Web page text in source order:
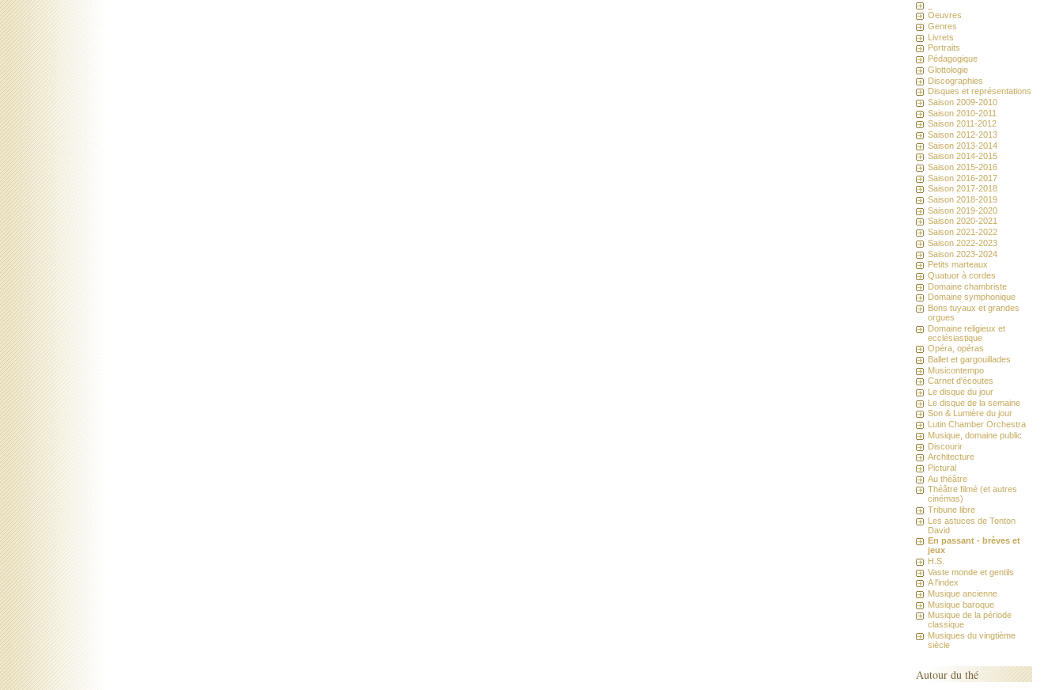
Oeuvres
Genres
Livrets
Portraits
Pédagogique
Glottologie
Discographies
Disques et représentations
Saison 2009-2010
Saison 2010-2011
Saison 2011-2012
Saison 2012-2013
Saison 2013-2014
Saison 2014-2015
Saison 2015-2016
Saison 2016-2017
Saison 2017-2018
Saison 2018-2019
Saison 2019-2020
Saison 2020-2021
Saison 2021-2022
Saison 2022-2023
Saison 2023-2024
Petits marteaux
Quatuor à cordes
Domaine chambriste
Domaine symphonique
Bons tuyaux et grandes
orgues
Domaine religieux et
ecclésiastique
Opéra, opéras
Ballet et gargouillades
Musicontempo
Carnet d'écoutes
Le disque du jour
Le disque de la semaine
Son & Lumière du jour
Lutin Chamber Orchestra
Musique, domaine public
Discourir
Architecture
Pictural
Au théâtre
Théâtre filmé (et autres
cinémas)
Tribune libre
Les astuces de Tonton
David
En passant - brèves et
jeux
H.S.
Vaste monde et gentils
A l'index
Musique ancienne
Musique baroque
Musique de la période
classique
Musiques du vingtième
siècle
Autour du thé